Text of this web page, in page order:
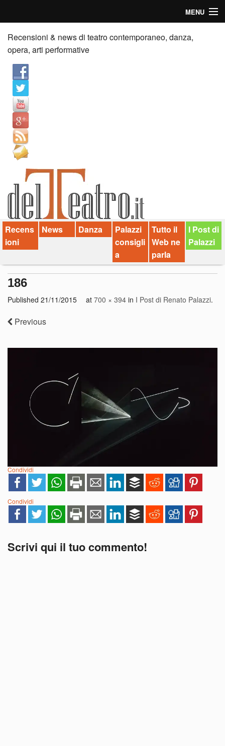
MENU
Home
Recensioni
Anticipazioni
News
Palazzi consiglia
Video
Chi siamo
Contatti
dT in English
Recensioni & news di teatro contemporaneo, danza,
opera, arti performative
Recens
ioni
News Danza
Palazzi
consigli
a
Tutto il
Web ne
parla
I Post di
Palazzi
186
Published 21/11/2015 at 700 × 394 in I Post di Renato Palazzi.
Previous
Condividi
Condividi
Scrivi qui il tuo commento!